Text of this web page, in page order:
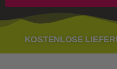
KOSTENLOSE